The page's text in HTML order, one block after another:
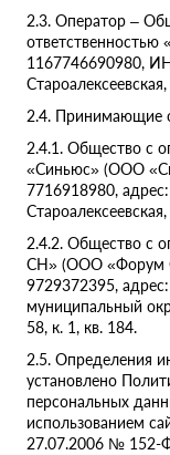
2.3. Оператор –
1167746690980,
2.4. Принимающие
2.4.1. Общество с
«Синьюс» (ООО
7716918980,
2.4.2. Общество с
СН» (ООО «Форум
9729372395,
муниципальный
58, к. 1, кв. 184.
2.5. Определения
установлено
персональных
использованием
27.07.2006 № 152-